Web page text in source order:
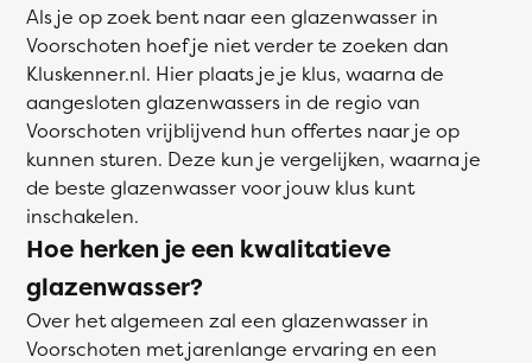
Als je op zoek bent naar een glazenwasser in
Voorschoten hoef je niet verder te zoeken dan
Kluskenner.nl. Hier plaats je je klus, waarna de
aangesloten glazenwassers in de regio van
Voorschoten vrijblijvend hun offertes naar je op
kunnen sturen. Deze kun je vergelijken, waarna je
de beste glazenwasser voor jouw klus kunt
inschakelen.
Hoe herken je een kwalitatieve
glazenwasser?
Over het algemeen zal een glazenwasser in
Voorschoten met jarenlange ervaring en een